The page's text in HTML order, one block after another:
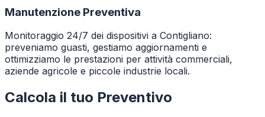
Manutenzione Preventiva
Monitoraggio 24/7 dei dispositivi a Contigliano:
preveniamo guasti, gestiamo aggiornamenti e
ottimizziamo le prestazioni per attività commerciali,
aziende agricole e piccole industrie locali.
Calcola il tuo Preventivo